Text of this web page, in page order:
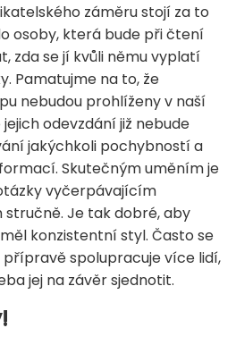
záměru stojí za to
osoby, která bude při čtení
zda se jí kvůli němu vyplatí
Pamatujme na to, že
nebudou prohlíženy v naší
odevzdání již nebude
jakýchkoli pochybností a
Skutečným uměním je
vyčerpávajícím
Je tak dobré, aby
konzistentní styl. Často se
přípravě spolupracuje více lidí,
jej na závěr sjednotit.